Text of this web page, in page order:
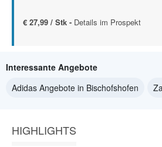
€ 27,99 / Stk - Details im Prospekt
Interessante Angebote
Adidas Angebote in Bischofshofen
HIGHLIGHTS